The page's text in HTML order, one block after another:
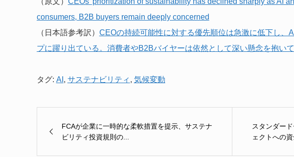
consumers, B2B buyers remain deeply concerned
（日本語参考訳） CEOの持続可能性に対する優先順位は急激に低下し、
プに躍り出ている。消費者やB2Bバイヤーは依然として深い懸念を抱いて
タグ: AI , サステナビリティ , 気候変動
FCAが企業に一時的な柔軟措置を提示、サステナ
ビリティ投資規則の...
スタンダー
ェクトへの